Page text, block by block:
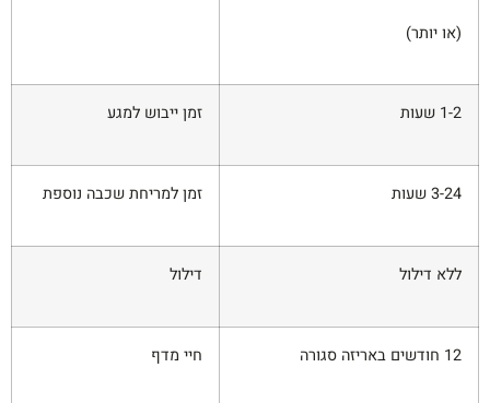
(או יותר)
1-2 שעות זמן ייבוש למגע
3-24 שעות זמן למריחת שכבה נוספת
ללא דילול דילול
12 חודשים באריזה סגורה חיי מדף